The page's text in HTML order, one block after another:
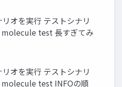
オを実行 テストシナリ
molecule test 長すぎてみ
オを実行 テストシナリ
molecule test INFOの順